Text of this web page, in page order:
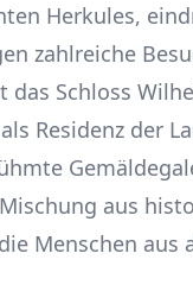
Herkules,
zahlreiche
Schloss
Residenz der
aus
Menschen aus